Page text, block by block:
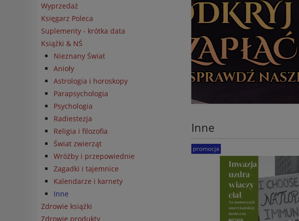
Wyprzedaż
Księgarz Poleca
Suplementy - krótka data
Książki & NŚ
Nieznany Świat
Anioły
Astrologia i horoskopy
Parapsychologia
Psychologia
Radiestezja
Religia i filozofia
Świat zwierząt
Wróżby i przepowiednie
Zagadki i tajemnice
Kalendarze i karnety
Inne
Zdrowie książki
Zdrowie produkty
Inne
promocja